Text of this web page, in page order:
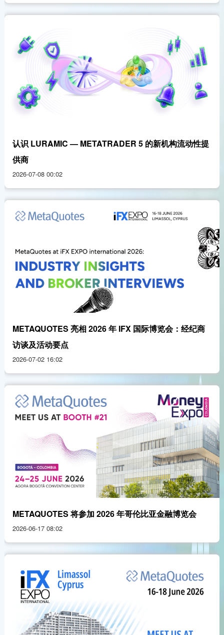
认识 LURAMIC — METATRADER 5 的新机构流动性提
供商
2026-07-08 00:02
METAQUOTES 亮相 2026 年 IFX 国际博览会：经纪商
访谈及活动要点
2026-07-02 16:02
METAQUOTES 将参加 2026 年哥伦比亚金融博览会
2026-06-17 08:02